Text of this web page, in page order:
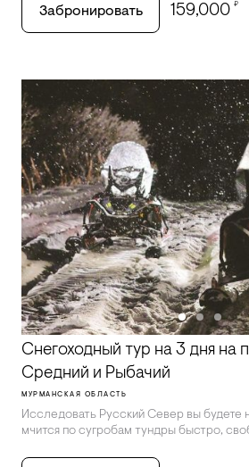
Забронировать 159,000 ₽
Снегоходный тур на 3 дня на
Средний и Рыбачий
МУРМАНСКАЯ ОБЛАСТЬ
Исследовать Русский Север вы будете
мчится по сугробам тундры быстро,